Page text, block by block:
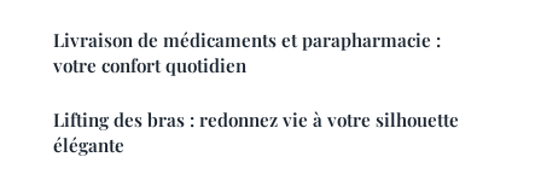
Livraison de médicaments et parapharmacie :
votre confort quotidien
Lifting des bras : redonnez vie à votre silhouette
élégante